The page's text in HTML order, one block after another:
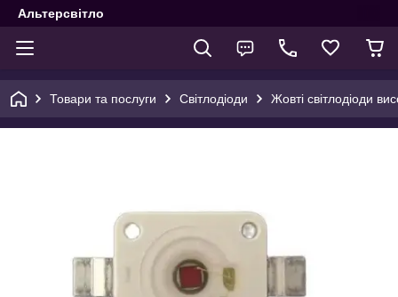
Альтерсвітло
Товари та послуги Світлодіоди Жовті світлодіоди